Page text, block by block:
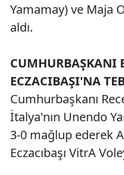
Yamamay) ve Maja
aldı.
CUMHURBAŞKANI
ECZACIBAŞI'NA
Cumhurbaşkanı
İtalya'nın Unendo
3-0 mağlup ederek
Eczacıbaşı VitrA